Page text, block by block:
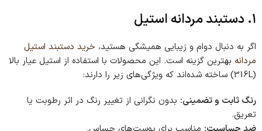
۱. دستبند مردانه استیل
اگر به دنبال دوام و زیبایی همیشگی هستید، خرید دستبند استیل
مردانه بهترین گزینه است. این محصولات با استفاده از استیل عیار بالا
(316L) ساخته شده‌اند که ویژگی‌های زیر را دارند:
رنگ ثابت و تضمینی: بدون نگرانی از تغییر رنگ در اثر رطوبت یا
تعریق.